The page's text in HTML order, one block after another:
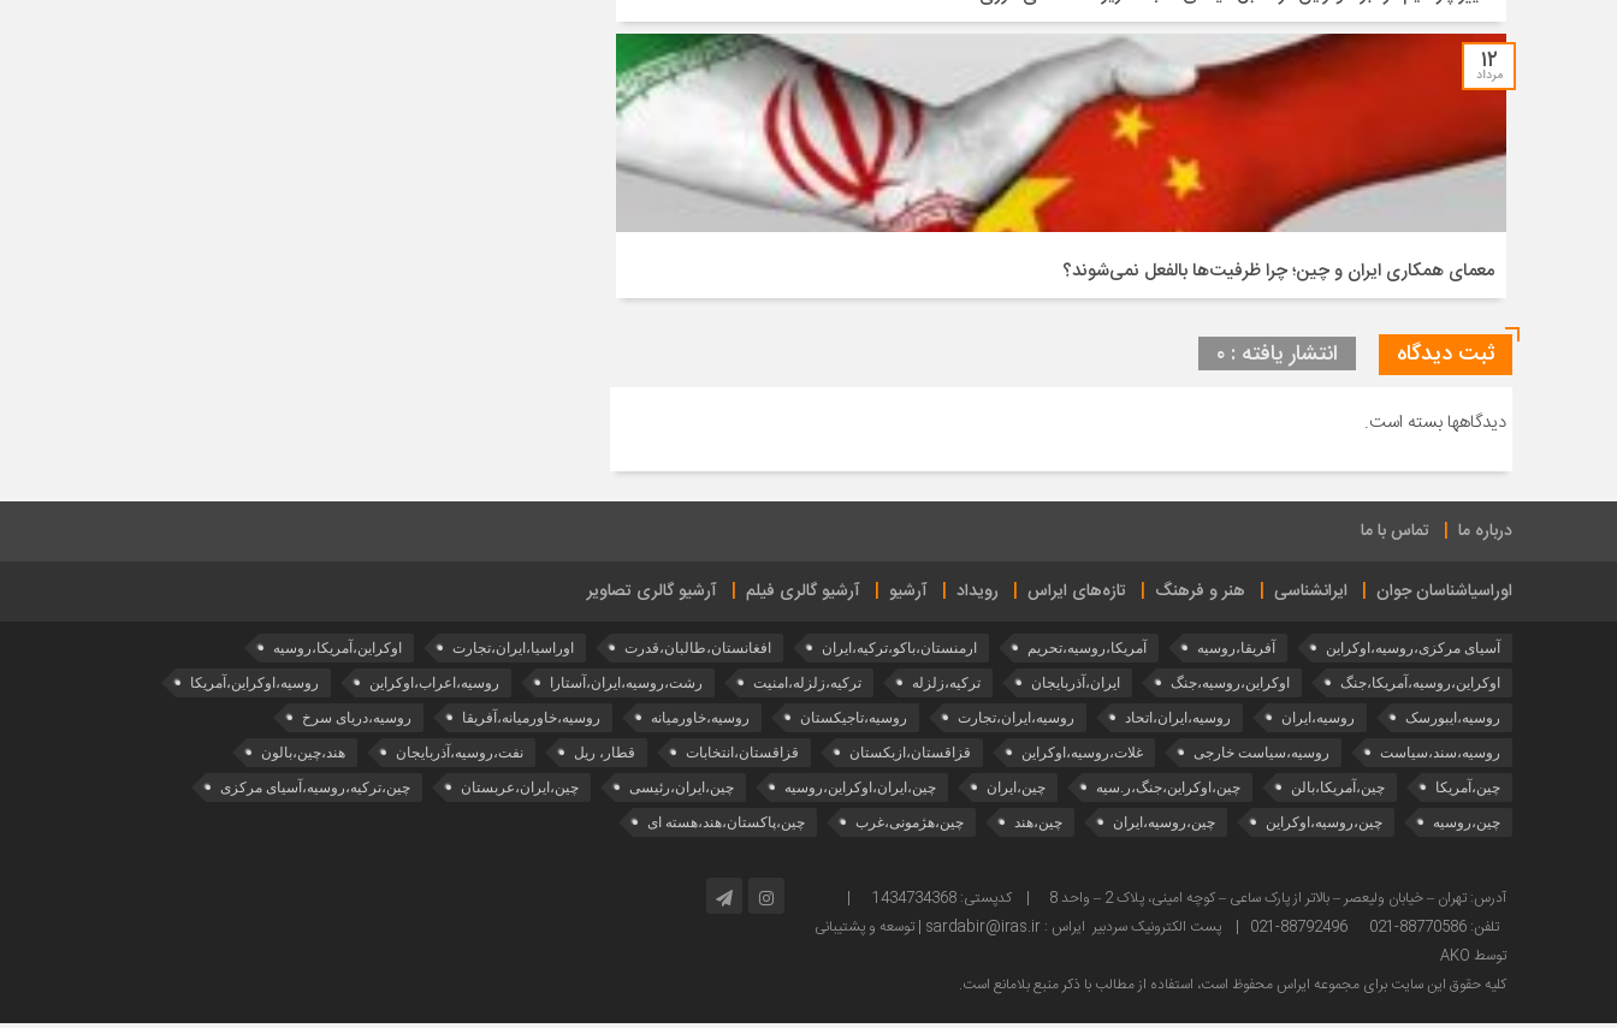
۱۲
مرداد
معمای همکاری ایران و چین؛ چرا ظرفیت‌ها بالفعل نمی‌شوند؟
ثبت دیدگاه انتشار یافته : ۰
دیدگاهها بسته است.
درباره ما تماس با ما
اوراسیاشناسان جوان ایرانشناسی هنر و فرهنگ تازه‌های ایراس رویداد آرشیو آرشیو گالری فیلم آرشیو گالری تصاویر
آسیای مرکزی،روسیه،اوکراین آفریقا،روسیه آمریکا،روسیه،تحریم ارمنستان،باکو،ترکیه،ایران افغانستان،طالبان،قدرت اوراسیا،ایران،تجارت اوکراین،آمریکا،روسیه
اوکراین،روسیه،آمریکا،جنگ اوکراین،روسیه،جنگ ایران،آذربایجان ترکیه،زلزله ترکیه،زلزله،امنیت رشت،روسیه،ایران،آستارا روسیه،اعراب،اوکراین روسیه،اوکراین،آمریکا
روسیه،ایبورسک روسیه،ایران روسیه،ایران،اتحاد روسیه،ایران،تجارت روسیه،تاجیکستان روسیه،خاورمیانه روسیه،خاورمیانه،آفریقا روسیه،دریای سرخ
روسیه،سند،سیاست روسیه،سیاست خارجی غلات،روسیه،اوکراین قزاقستان،ازبکستان قزاقستان،انتخابات قطار، ریل نفت،روسیه،آذربایجان هند،چین،بالون
چین،آمریکا چین،آمریکا،بالن چین،اوکراین،جنگ،ر.سیه چین،ایران چین،ایران،اوکراین،روسیه چین،ایران،رئیسی چین،ایران،عربستان چین،ترکیه،روسیه،آسیای مرکزی
چین،روسیه چین،روسیه،اوکراین چین،روسیه،ایران چین،هند چین،هژمونی،غرب چین،پاکستان،هند،هسته ای
آدرس: تهران – خیابان ولیعصر – بالاتر از پارک ساعی – کوچه امینی، پلاک 2 – واحد 8 | کدپستی: 1434734368 |
تلفن: 88770586-021 88792496-021 | پست الکترونیک سردبیر ایراس : sardabir@iras.ir |
توسعه و پشتیبانی
توسط AKO
كليه حقوق این سایت برای مجموعه ایراس محفوظ است، استفاده از مطالب با ذكر منبع بلامانع است.